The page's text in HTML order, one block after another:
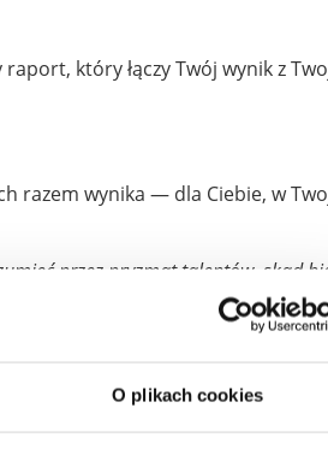
O plikach cookies
który łączy Twój wynik z
razem wynika — dla Ciebie, w
przez pryzmat talentów, skąd